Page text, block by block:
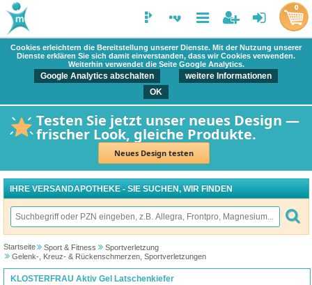
Cookies erleichtern die Bereitstellung unserer Dienste. Mit der Nutzung unserer
Dienste erklären Sie sich damit einverstanden, dass wir Cookies verwenden.
Weiterhin verwendet die Seite Google Analytics.
Google Analytics abschalten
weitere Informationen
OK
Testen Sie jetzt unser neues Design —
frischer Look, gleiche Produkte.
Neues Design testen
0
IHRE VERSANDAPOTHEKE - SIE SUCHEN, WIR FINDEN
Startseite Sport & Fitness
Sportverletzung
Gelenk-, Kreuz- & Rückenschmerzen, Sportverletzungen
KLOSTERFRAU Aktiv Gel Latschenkiefer